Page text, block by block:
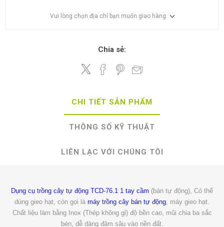
Vui lòng chọn địa chỉ bạn muốn giao hàng
Chia sẻ:
CHI TIẾT SẢN PHẨM
THÔNG SỐ KỸ THUẬT
LIÊN LẠC VỚI CHÚNG TÔI
Dụng cụ trồng cây tự động TCD-76.1 1 tay cầm (bán tự động), Có thể
dùng gieo hạt, còn gọi là máy trồng cây bán tự động , máy gieo hạt.
Chất liệu làm bằng Inox (Thép không gỉ) độ bền cao, mũi chia ba sắc
bén, dễ dàng đâm sâu vào nền đất.